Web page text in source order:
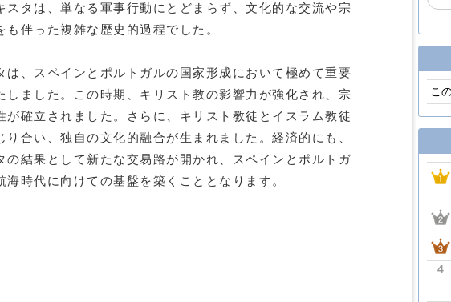
スタは、単なる軍事行動にとどまらず、文化的な交流や宗
も伴った複雑な歴史的過程でした。
は、スペインとポルトガルの国家形成において極めて重要
しました。この時期、キリスト教の影響力が強化され、宗
が確立されました。さらに、キリスト教徒とイスラム教徒
り合い、独自の文化的融合が生まれました。経済的にも、
の結果として新たな交易路が開かれ、スペインとポルトガ
海時代に向けての基盤を築くこととなります。
こ
4